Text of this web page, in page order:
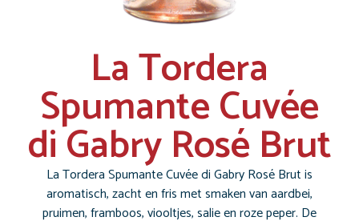
La Tordera
Spumante Cuvée
di Gabry Rosé Brut
La Tordera Spumante Cuvée di Gabry Rosé Brut is
aromatisch, zacht en fris met smaken van aardbei,
pruimen, framboos, viooltjes, salie en roze peper. De